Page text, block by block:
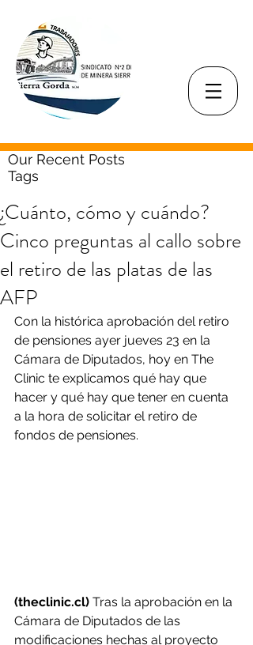
Our Recent Posts
Tags
¿Cuánto, cómo y cuándo?
Cinco preguntas al callo sobre
el retiro de las platas de las
AFP
Con la histórica aprobación del retiro
de pensiones ayer jueves 23 en la
Cámara de Diputados, hoy en The
Clinic te explicamos qué hay que
hacer y qué hay que tener en cuenta
a la hora de solicitar el retiro de
fondos de pensiones.
(theclinic.cl) Tras la aprobación en la
Cámara de Diputados de las
modificaciones hechas al proyecto